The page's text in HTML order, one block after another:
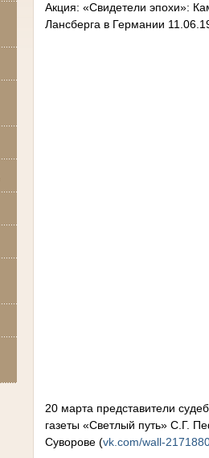
Акция: «Свидетели эпохи»:
Лансберга в Германии
20 марта представители
газеты «Светлый путь» С.Г.
Суворове (vk.com/wall-